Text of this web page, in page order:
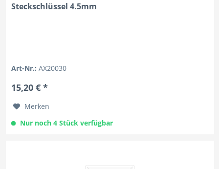
Steckschlüssel 4.5mm
Art-Nr.:AX20030
15,20 € *
Merken
Nur noch 4 Stück verfügbar